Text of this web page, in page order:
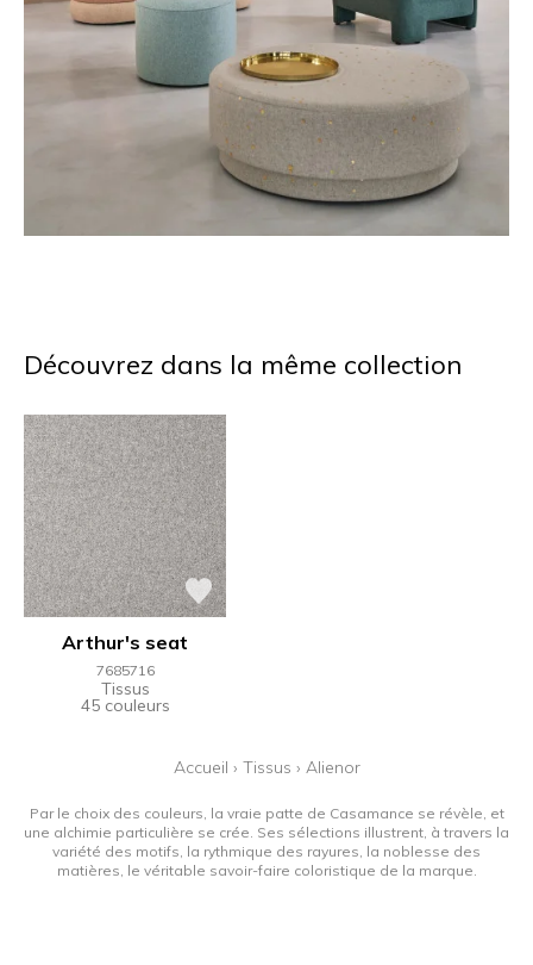
Découvrez dans la même collection
Arthur's seat
7685716
Tissus
45 couleurs
Accueil › Tissus › Alienor
Par le choix des couleurs, la vraie patte de Casamance se révèle, et
une alchimie particulière se crée. Ses sélections illustrent, à travers la
variété des motifs, la rythmique des rayures, la noblesse des
matières, le véritable savoir-faire coloristique de la marque.